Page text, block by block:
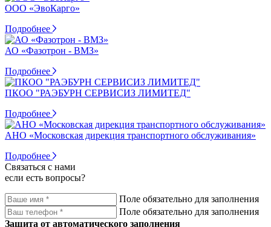
ООО «ЭвоКарго»
Подробнее
АО «Фазотрон - ВМЗ»
Подробнее
ПКОО "РАЭБУРН СЕРВИСИЗ ЛИМИТЕД"
Подробнее
АНО «Московская дирекция транспортного обслуживания»
Подробнее
Связаться с нами
если есть вопросы?
Поле обязательно для заполнения
Поле обязательно для заполнения
Защита от автоматического заполнения